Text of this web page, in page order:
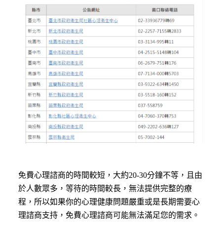
免費心理諮商的時間較短，大約20-30分鐘不等，且由
於人數眾多，等待的時間較長，無法提供完整的療
程，所以如果你的心理健康問題嚴重或是長期需要心
理諮商支持，免費心理諮商可能無法滿足您的需求。